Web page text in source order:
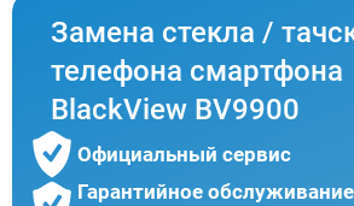
Замена стекла /
телефона смартфона
BlackView BV9900
Официальный сервис
Гарантийное обслуживание